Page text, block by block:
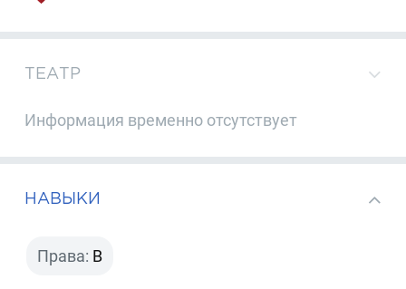
ТЕАТР
Информация временно отсутствует
НАВЫКИ
Права: B